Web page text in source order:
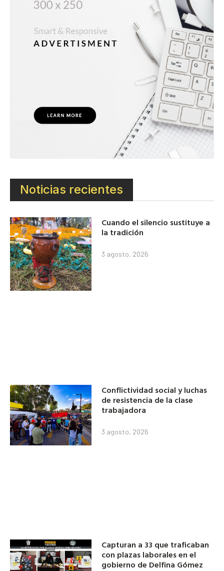
Noticias recientes
Cuando el silencio sustituye a
la tradición
3 agosto, 2026
Conflictividad social y luchas
de resistencia de la clase
trabajadora
3 agosto, 2026
Capturan a 33 que traficaban
con plazas laborales en el
gobierno de Delfina Gómez